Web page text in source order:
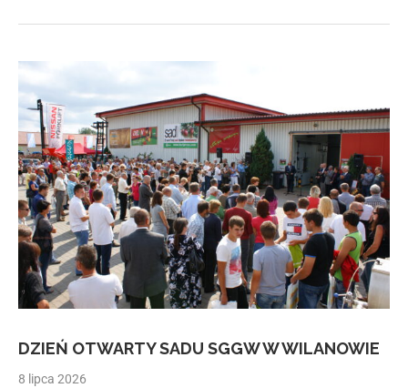
DZIEŃ OTWARTY SADU SGGW W WILANOWIE
8 lipca 2026